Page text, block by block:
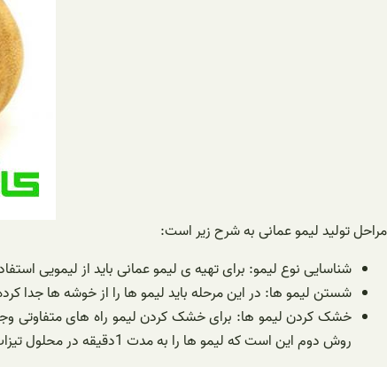
مراحل تولید لیمو عمانی به شرح زیر است:
شناسایی نوع لیمو: برای تهیه ی لیمو عمانی باید از لیمویی
شستن لیمو ها: در این مرحله باید لیمو ها را از خوشه ها
روش دوم این است که لیمو ‌ها را به مدت 1دقیقه در محلول تیزاب قرار می دهند و سپس آن ها را به مدت 5 تا 8 روز زیر آفتاب قرار می دهند تا خشک شوند.